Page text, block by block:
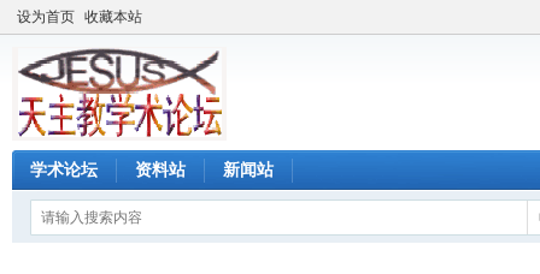
设为首页 收藏本站
学术论坛 资料站 新闻站